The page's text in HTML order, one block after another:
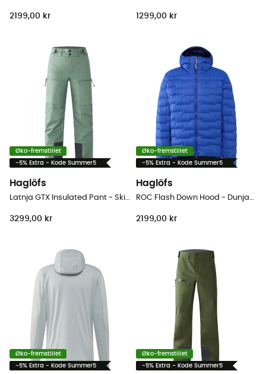
2199,00 kr 1299,00 kr
Øko-fremstillet
-5% Extra - Kode Summer5
Haglöfs
Latnja GTX Insulated Pant - Skibukser - Damer
3299,00 kr
Øko-fremstillet
-5% Extra - Kode Summer5
Haglöfs
ROC Flash Down Hood - Dunjakke - Herrer
2199,00 kr
Øko-fremstillet
-5% Extra - Kode Summer5
Øko-fremstillet
-5% Extra - Kode Summer5